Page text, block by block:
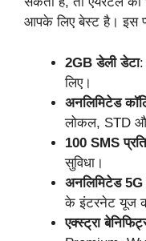
आपके लिए बेस्ट है। इस
2GB डेली डेटा:
लिए।
अनलिमिटेड
लोकल, STD
100 SMS
सुविधा।
अनलिमिटेड 5G
के इंटरनेट यूज
एक्स्ट्रा